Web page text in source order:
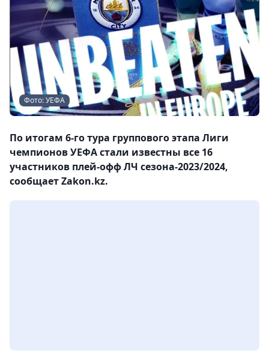
Фото: УЕФА
По итогам 6-го тура группового этапа Лиги
чемпионов УЕФА стали известны все 16
участников плей-офф ЛЧ сезона-2023/2024,
сообщает Zakon.kz.